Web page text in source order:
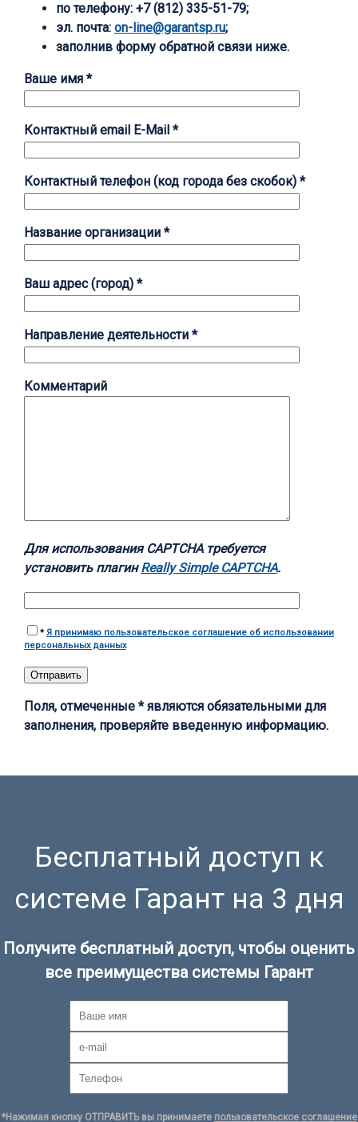
по телефону: +7 (812) 335-51-79;
эл. почта: on-line@garantsp.ru;
заполнив форму обратной связи ниже.
Ваше имя *
Контактный email E-Mail *
Контактный телефон (код города без скобок) *
Название организации *
Ваш адрес (город) *
Направление деятельности *
Комментарий
Для использования CAPTCHA требуется
установить плагинReally Simple CAPTCHA.
*Я принимаю пользовательское соглашение об использовании
персональных данных
Поля, отмеченные * являются обязательными для
заполнения, проверяйте введенную информацию.
Бесплатный доступ к
системе Гарант на 3 дня
Получите бесплатный доступ, чтобы оценить
все преимущества системы Гарант
*Нажимая кнопку ОТПРАВИТЬ вы принимаете пользовательское соглашение